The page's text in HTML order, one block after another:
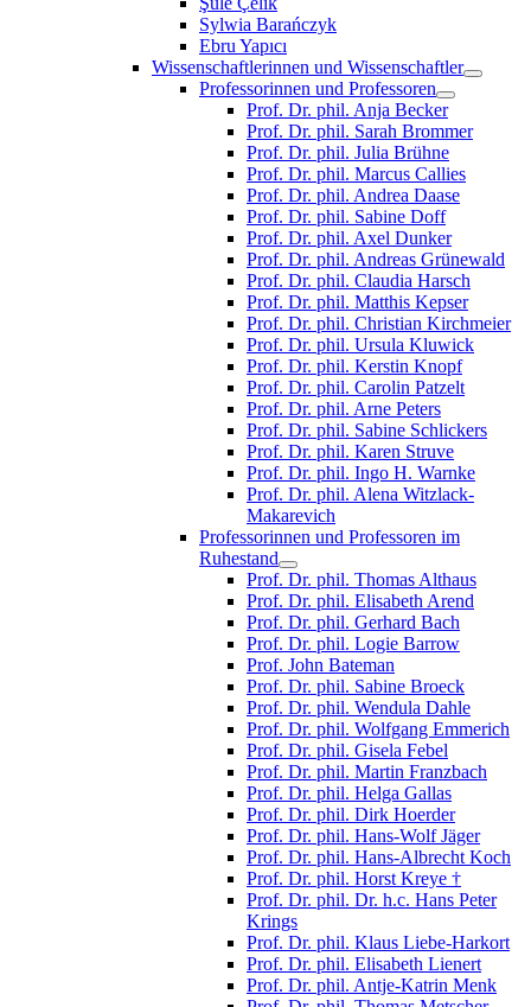
Sylwia Barańczyk
Ebru Yapıcı
Wissenschaftlerinnen und Wissenschaftler
Professorinnen und Professoren
Prof. Dr. phil. Anja Becker
Prof. Dr. phil. Sarah Brommer
Prof. Dr. phil. Julia Brühne
Prof. Dr. phil. Marcus Callies
Prof. Dr. phil. Andrea Daase
Prof. Dr. phil. Sabine Doff
Prof. Dr. phil. Axel Dunker
Prof. Dr. phil. Andreas Grünewald
Prof. Dr. phil. Claudia Harsch
Prof. Dr. phil. Matthis Kepser
Prof. Dr. phil. Christian Kirchmeier
Prof. Dr. phil. Ursula Kluwick
Prof. Dr. phil. Kerstin Knopf
Prof. Dr. phil. Carolin Patzelt
Prof. Dr. phil. Arne Peters
Prof. Dr. phil. Sabine Schlickers
Prof. Dr. phil. Karen Struve
Prof. Dr. phil. Ingo H. Warnke
Prof. Dr. phil. Alena Witzlack-
Makarevich
Professorinnen und Professoren im
Ruhestand
Prof. Dr. phil. Thomas Althaus
Prof. Dr. phil. Elisabeth Arend
Prof. Dr. phil. Gerhard Bach
Prof. Dr. phil. Logie Barrow
Prof. John Bateman
Prof. Dr. phil. Sabine Broeck
Prof. Dr. phil. Wendula Dahle
Prof. Dr. phil. Wolfgang Emmerich
Prof. Dr. phil. Gisela Febel
Prof. Dr. phil. Martin Franzbach
Prof. Dr. phil. Helga Gallas
Prof. Dr. phil. Dirk Hoerder
Prof. Dr. phil. Hans-Wolf Jäger
Prof. Dr. phil. Hans-Albrecht Koch
Prof. Dr. phil. Horst Kreye †
Prof. Dr. phil. Dr. h.c. Hans Peter
Krings
Prof. Dr. phil. Klaus Liebe-Harkort
Prof. Dr. phil. Elisabeth Lienert
Prof. Dr. phil. Antje-Katrin Menk